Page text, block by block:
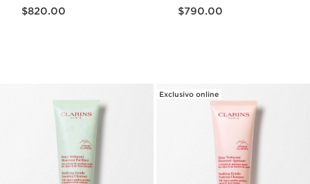
$820.00 $790.00
Exclusivo online